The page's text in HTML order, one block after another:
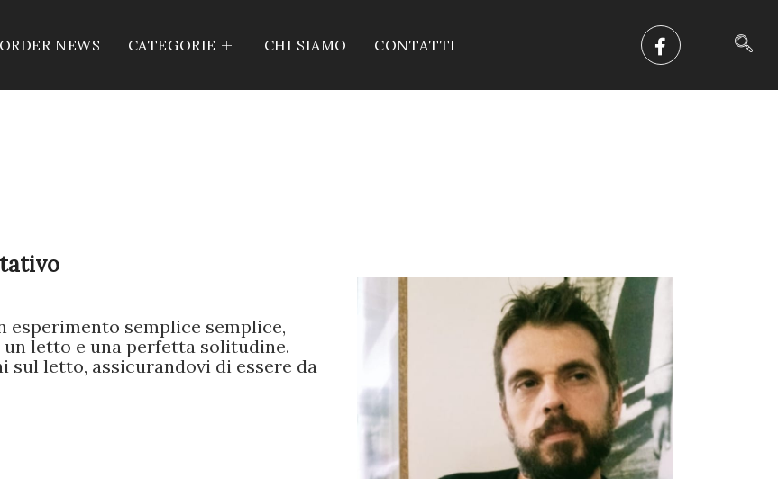
NEWS CATEGORIE CHI SIAMO CONTATTI
esperimento semplice semplice,
letto e una perfetta solitudine.
sul letto, assicurandovi di essere da